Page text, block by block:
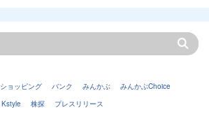
ショッピング バンク みんかぶ
みんかぶChoice
Kstyle
株探 プレスリリース